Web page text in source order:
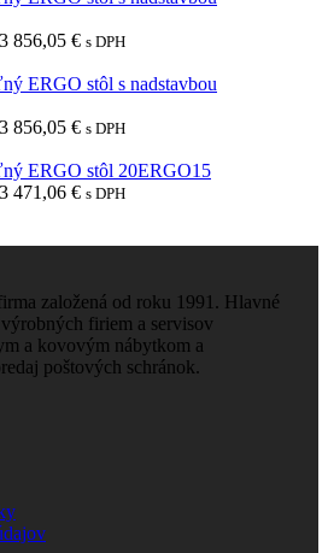
3 856,05 € s DPH
ERGO stôl s nadstavbou
3 856,05 € s DPH
ERGO stôl 20ERGO15
3 471,06 € s DPH
založená od roku 1991. Hlavné
firiem a servisov
a kovovým nábytkom a
poštových schránok.